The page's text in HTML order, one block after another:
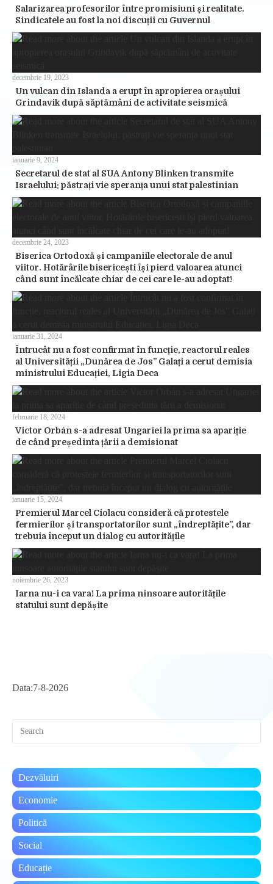
Salarizarea profesorilor între promisiuni și realitate.
Sindicatele au fost la noi discuții cu Guvernul
Un vulcan din Islanda a erupt în apropierea orașului
Grindavik după săptămâni de activitate seismică
decembrie 19, 2023
Secretarul de stat al SUA Antony Blinken transmite
Israelului: păstrați vie speranța unui stat palestinian
ianuarie 9, 2024
Biserica Ortodoxă și campaniile electorale de anul
viitor. Hotărârile bisericești își pierd valoarea atunci
când sunt încălcate chiar de cei care le-au adoptat!
decembrie 24, 2023
Întrucât nu a fost confirmat în funcție, reactorul reales
al Universității „Dunărea de Jos” Galați a cerut demisia
ministrului Educației, Ligia Deca
ianuarie 31, 2024
Victor Orbán s-a adresat Ungariei la prima sa apariție
de când președinta țării a demisionat
februarie 18, 2024
Premierul Marcel Ciolacu consideră că protestele
fermierilor și transportatorilor sunt „îndreptățite”, dar
trebuia început un dialog cu autoritățile
ianuarie 15, 2024
Iarna nu-i ca vara! La prima ninsoare autoritățile
statului sunt depășite
noiembrie 26, 2023
Data:7-8-2026
the
Dezvăluiri
Economie
Politică
Social
Educație